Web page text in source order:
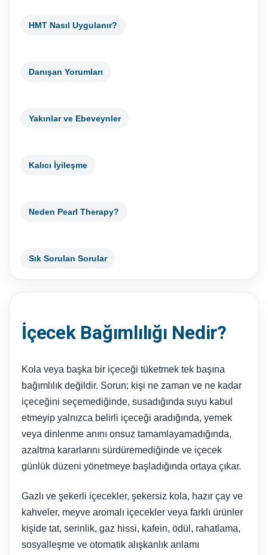
HMT Nasıl Uygulanır?
Danışan Yorumları
Yakınlar ve Ebeveynler
Kalıcı İyileşme
Neden Pearl Therapy?
Sık Sorulan Sorular
İçecek Bağımlılığı Nedir?
Kola veya başka bir içeceği tüketmek tek başına
bağımlılık değildir. Sorun; kişi ne zaman ve ne kadar
içeceğini seçemediğinde, susadığında suyu kabul
etmeyip yalnızca belirli içeceği aradığında, yemek
veya dinlenme anını onsuz tamamlayamadığında,
azaltma kararlarını sürdüremediğinde ve içecek
günlük düzeni yönetmeye başladığında ortaya çıkar.
Gazlı ve şekerli içecekler, şekersiz kola, hazır çay ve
kahveler, meyve aromalı içecekler veya farklı ürünler
kişide tat, serinlik, gaz hissi, kafein, ödül, rahatlama,
sosyalleşme ve otomatik alışkanlık anlamı